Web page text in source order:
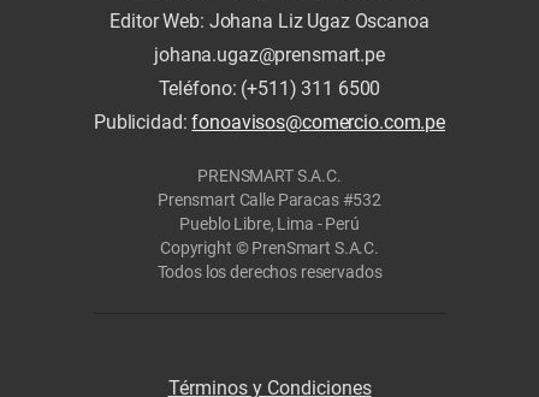
Editor Web: Johana Liz Ugaz Oscanoa
johana.ugaz@prensmart.pe
Teléfono: (+511) 311 6500
Publicidad:fonoavisos@comercio.com.pe
PRENSMART S.A.C.
Prensmart Calle Paracas #532
Pueblo Libre, Lima - Perú
Copyright © PrenSmart S.A.C.
Todos los derechos reservados
Términos y Condiciones